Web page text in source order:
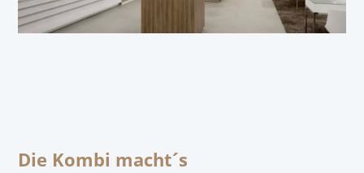
Die Kombi macht´s